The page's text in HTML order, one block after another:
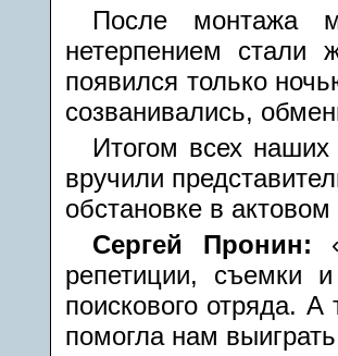
После монтажа
нетерпением стали
появился только
созванивались,
Итогом всех
вручили
обстановке в
Сергей Пронин:
репетиции, съемки
поискового отряда.
помогла нам